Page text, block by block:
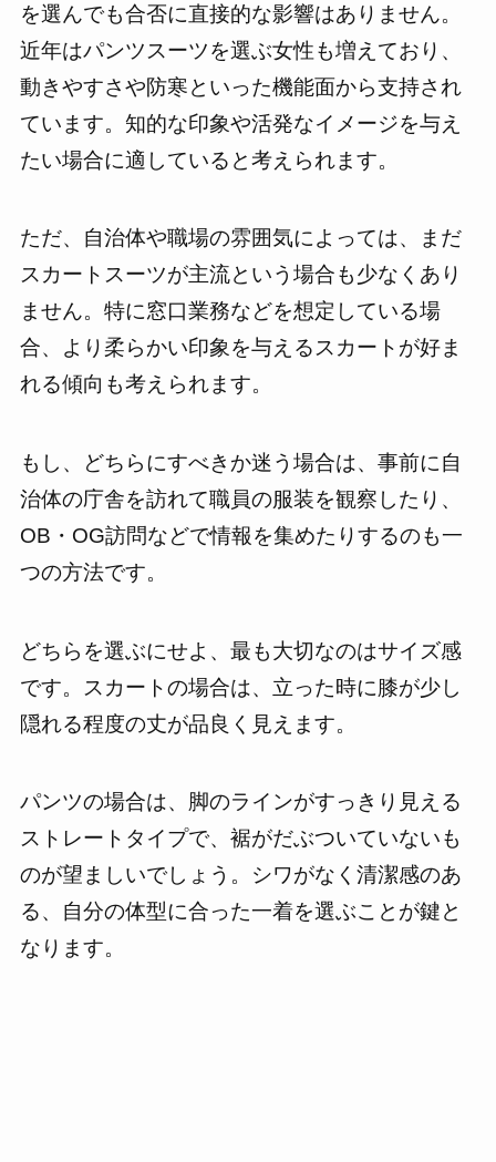
を選んでも合否に直接的な影響はありません。
近年はパンツスーツを選ぶ女性も増えており、
動きやすさや防寒といった機能面から支持され
ています。知的な印象や活発なイメージを与え
たい場合に適していると考えられます。
ただ、自治体や職場の雰囲気によっては、まだ
スカートスーツが主流という場合も少なくあり
ません。特に窓口業務などを想定している場
合、より柔らかい印象を与えるスカートが好ま
れる傾向も考えられます。
もし、どちらにすべきか迷う場合は、事前に自
治体の庁舎を訪れて職員の服装を観察したり、
OB・OG訪問などで情報を集めたりするのも一
つの方法です。
どちらを選ぶにせよ、最も大切なのはサイズ感
です。スカートの場合は、立った時に膝が少し
隠れる程度の丈が品良く見えます。
パンツの場合は、脚のラインがすっきり見える
ストレートタイプで、裾がだぶついていないも
のが望ましいでしょう。シワがなく清潔感のあ
る、自分の体型に合った一着を選ぶことが鍵と
なります。